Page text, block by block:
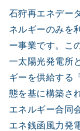
石狩再エネデー
ネルギーのみを
ー事業です。こ
一太陽光発電所
ギーを供給する
態を基に構築さ
エネルギー合同
エネ銭函風力発